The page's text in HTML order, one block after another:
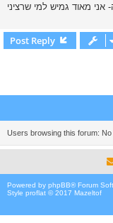
מאוד גמיש למי שרציני
Post Reply
Users browsing this forum:
Powered by phpBB® Forum
Style proflat © 2017 Mazeltof